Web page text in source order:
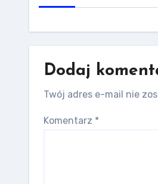
Dodaj
Twój adres e-mail nie
Komentarz *